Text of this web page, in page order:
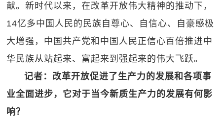
献。新时代以来，在改革开放伟大精神的推动下，
14亿多中国人民的民族自尊心、自信心、自豪感极
大增强，中国共产党和中国人民正信心百倍推进中
华民族从站起来、富起来到强起来的伟大飞跃。
记者：改革开放促进了生产力的发展和各项事
业全面进步，它对于当今新质生产力的发展有何影
响？